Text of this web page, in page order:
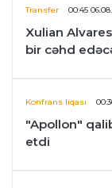
Transfer 00:45
Xulian
bir cəhd
Konfrans liqası
"Apollon"
etdi